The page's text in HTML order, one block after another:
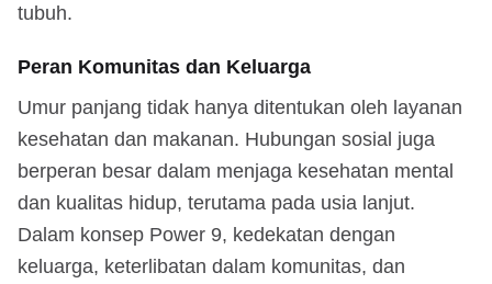
tubuh.
Peran Komunitas dan Keluarga
Umur panjang tidak hanya ditentukan oleh layanan
kesehatan dan makanan. Hubungan sosial juga
berperan besar dalam menjaga kesehatan mental
dan kualitas hidup, terutama pada usia lanjut.
Dalam konsep Power 9, kedekatan dengan
keluarga, keterlibatan dalam komunitas, dan